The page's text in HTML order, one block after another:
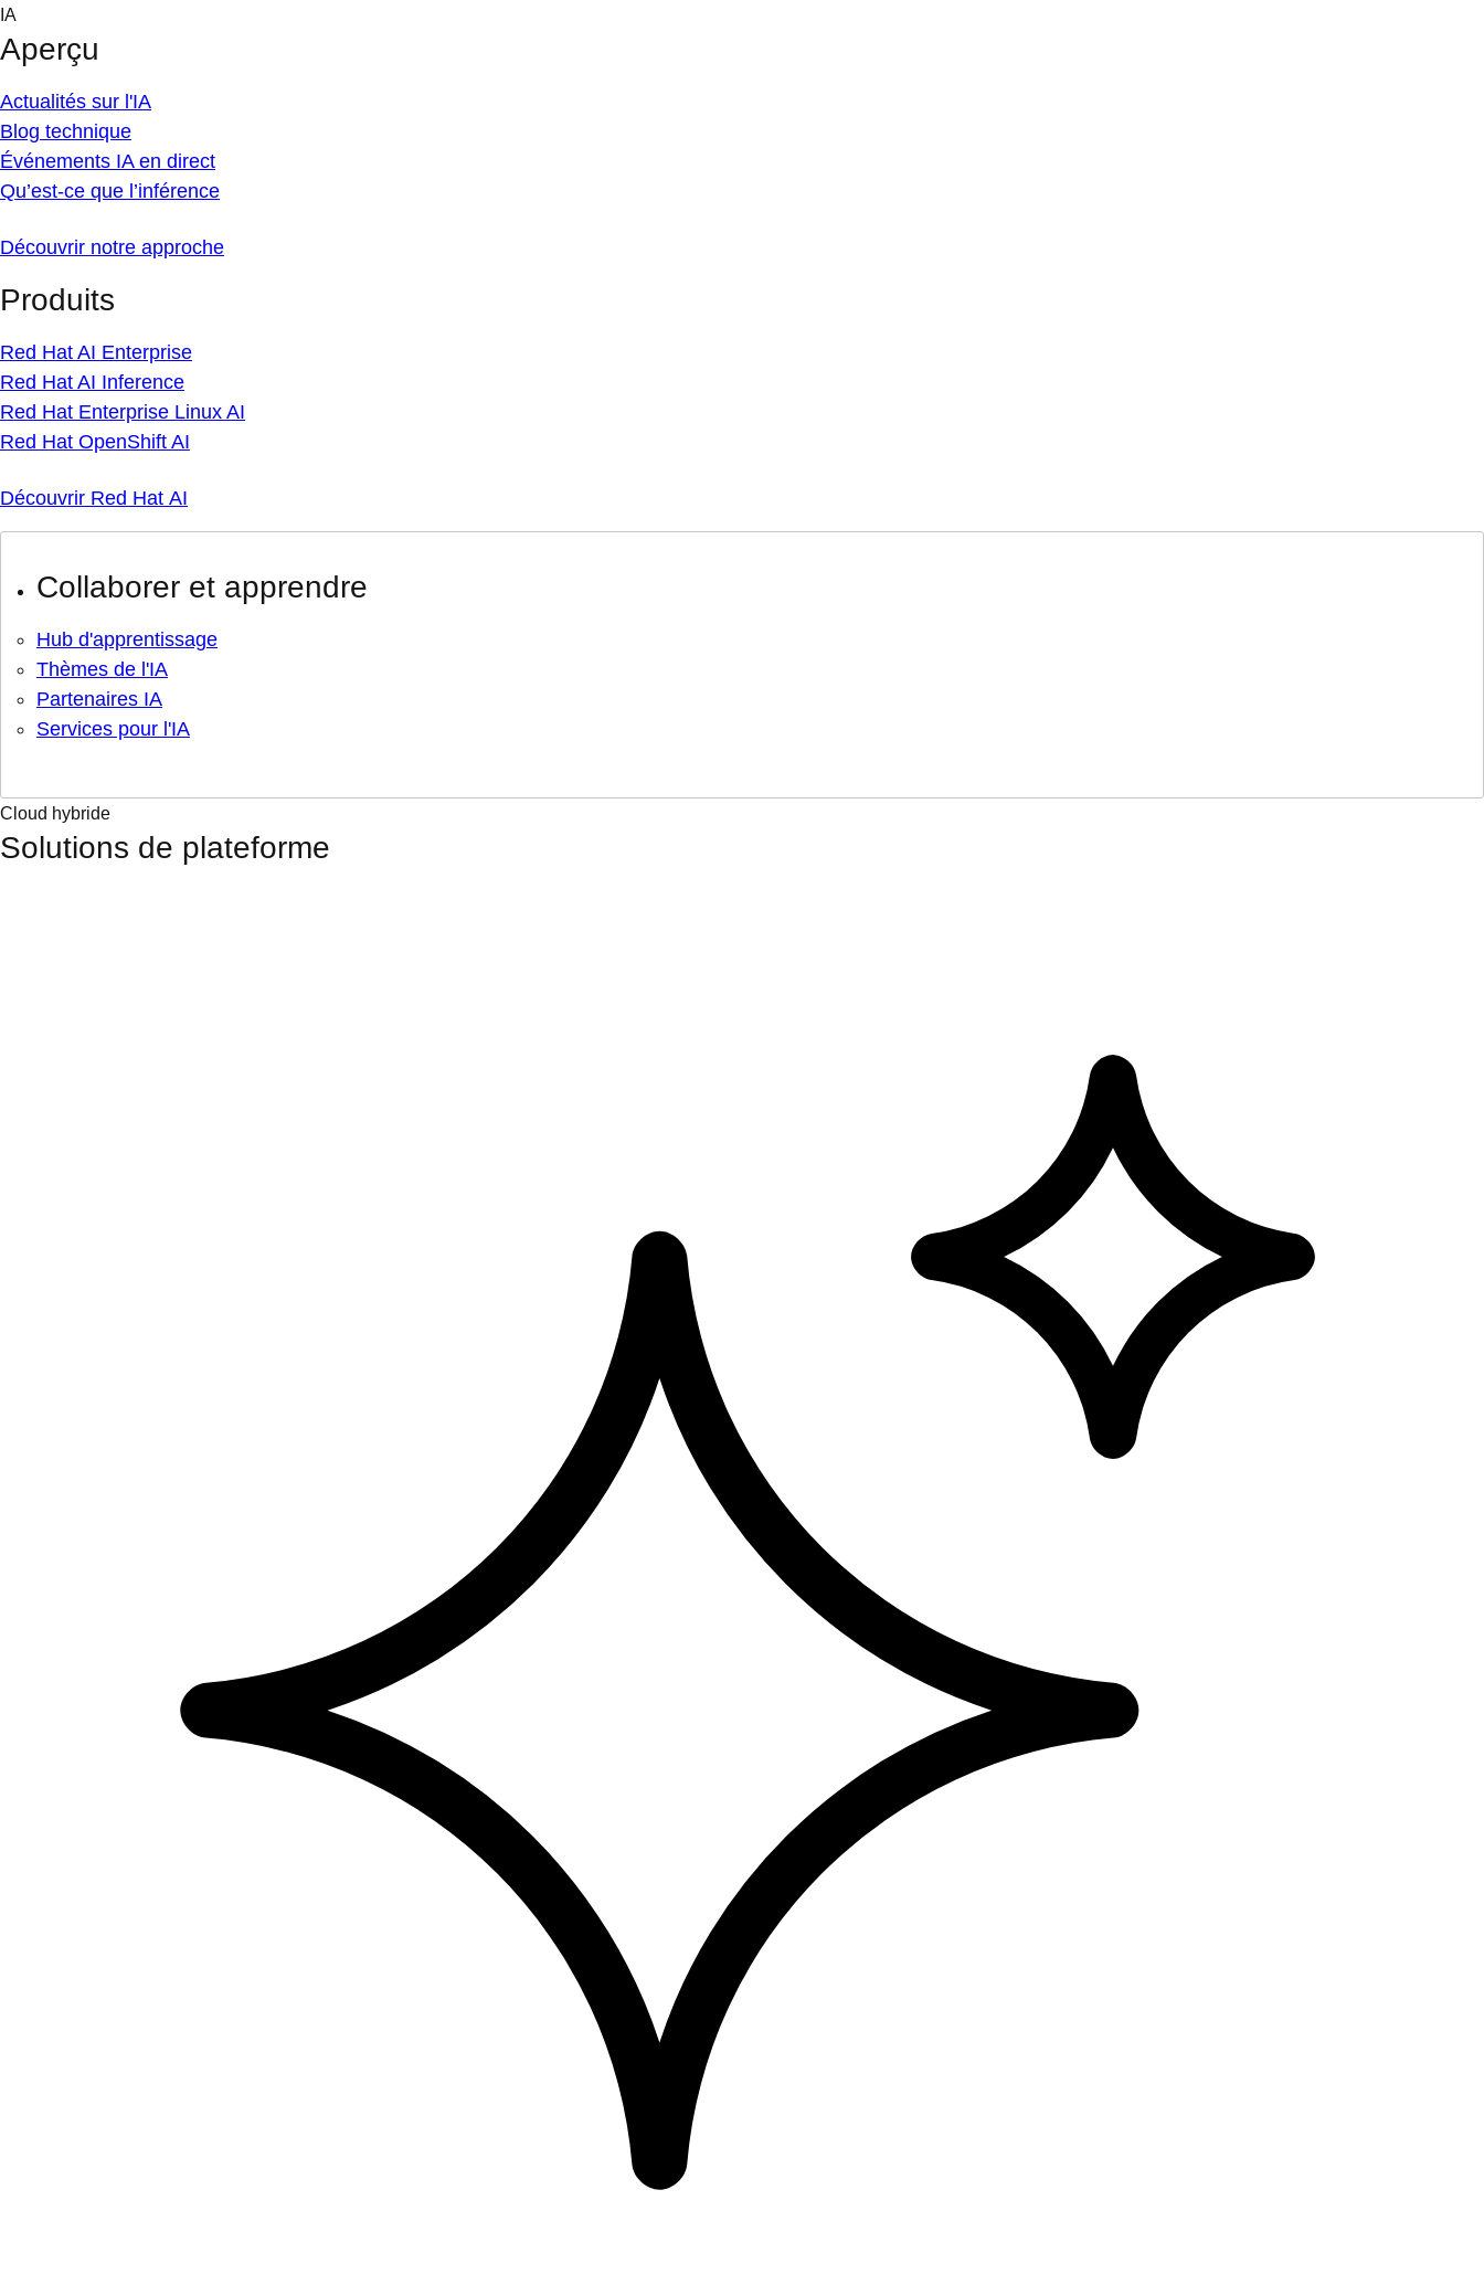
Skip
content
IA
Aperçu
Actualités sur l'IA
Blog technique
Événements IA en direct
Qu’est-ce que l’inférence
Découvrir notre approche
Produits
Red Hat AI Enterprise
Red Hat AI Inference
Red Hat Enterprise Linux AI
Red Hat OpenShift AI
Découvrir Red Hat AI
Collaborer et apprendre
Hub d'apprentissage
Thèmes de l'IA
Partenaires IA
Services pour l'IA
Cloud hybride
Solutions de plateforme